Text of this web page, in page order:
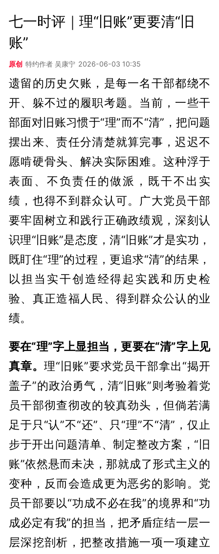
七一时评｜理“旧账”更要清“旧
账”
原创 特约作者 吴康宁 2026-06-03 10:35
遗留的历史欠账，是每一名干部都绕不
开、躲不过的履职考题。当前，一些干
部面对旧账习惯于“理”而不“清”，把问题
摆出来、责任分清楚就算完事，迟迟不
愿啃硬骨头、解决实际困难。这种浮于
表面、不负责任的做派，既干不出实
绩，也得不到群众认可。广大党员干部
要牢固树立和践行正确政绩观，深刻认
识理“旧账”是态度，清“旧账”才是实功，
既盯住“理”的过程，更追求“清”的结果，
以担当实干创造经得起实践和历史检
验、真正造福人民、得到群众公认的业
绩。
要在“理”字上显担当，更要在“清”字上见
真章。 理“旧账”要求党员干部拿出“揭开
盖子”的政治勇气，清“旧账”则考验着党
员干部彻查彻改的较真劲头，但倘若满
足于只“认”不“还”、只“理”不“清”，仅止
步于开出问题清单、制定整改方案，“旧
账”依然悬而未决，那就成了形式主义的
变种，反而会造成更为恶劣的影响。党
员干部要以“功成不必在我”的境界和“功
成必定有我”的担当，把矛盾症结一层一
层深挖剖析，把整改措施一项一项建立